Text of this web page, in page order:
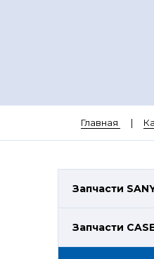
Главная
Запчасти
Запчасти